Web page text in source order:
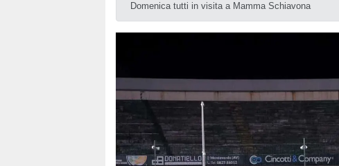
Domenica tutti in visita a Mamma Schiavona